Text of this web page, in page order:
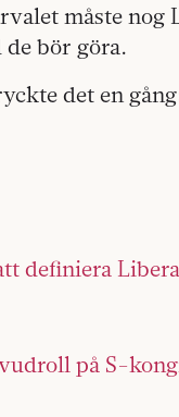
måste nog
bör göra.
det en
definiera
på S-